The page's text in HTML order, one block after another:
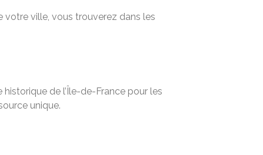
votre ville, vous trouverez dans les
de l’Île-de-France pour les
unique.